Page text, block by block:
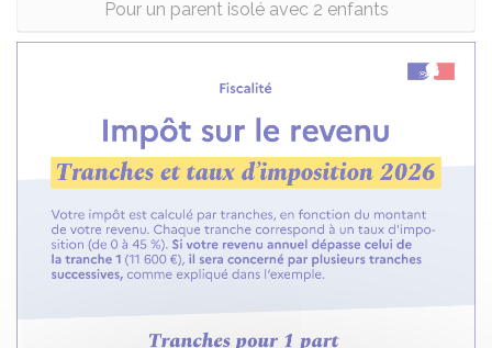
Pour un parent isolé avec 2 enfants